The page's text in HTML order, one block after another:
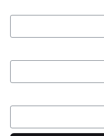
في موقعك - ​​إلى الأبد!